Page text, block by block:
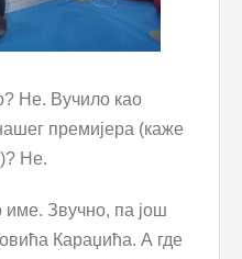
Не. Вучило као
премијера (каже
Не.
име. Звучно, па још
Караџића. А где